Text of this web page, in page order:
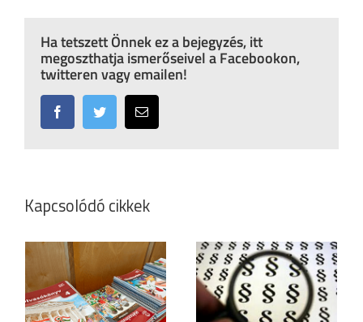
Ha tetszett Önnek ez a bejegyzés, itt
megoszthatja ismerőseivel a Facebookon,
twitteren vagy emailen!
FacebookTwitter Email:
Kapcsolódó cikkek